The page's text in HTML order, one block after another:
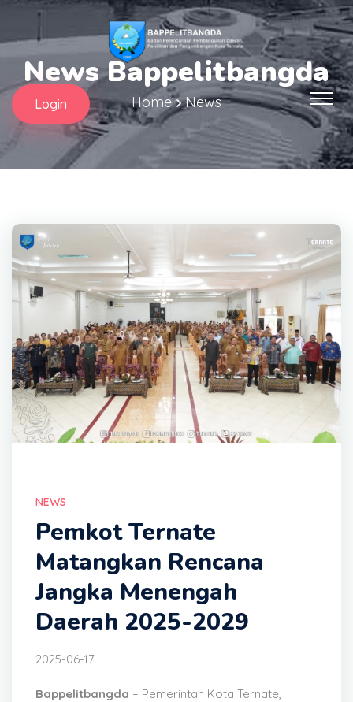
Login
News Bappelitbangda
Home News
NEWS
Pemkot Ternate
Matangkan Rencana
Jangka Menengah
Daerah 2025-2029
2025-06-17
Bappelitbangda – Pemerintah Kota Ternate,